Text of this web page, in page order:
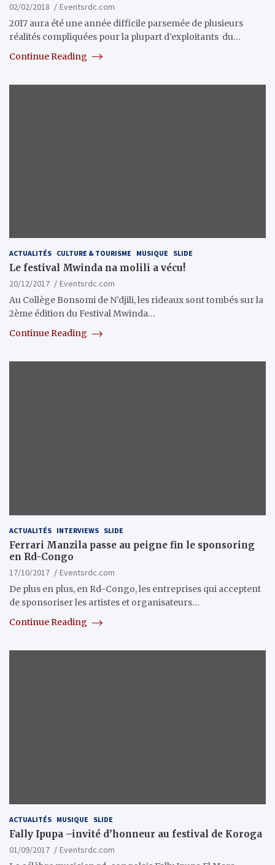
02/02/2018
Eventsrdc.com
2017 aura été une année difficile parsemée de plusieurs
réalités compliquées pour la plupart d’exploitants du…
Continue Reading
ACTUALITÉS CULTURE & TOURISME MUSIQUE SLIDE
Le festival Mwinda na molili a vécu!
20/12/2017
Eventsrdc.com
Au Collège Bonsomi de N’djili, les rideaux sont tombés sur la
2ème édition du Festival Mwinda…
Continue Reading
ACTUALITÉS INTERVIEWS SLIDE
Ferrari Manzila passe au peigne fin le sponsoring
en Rd-Congo
17/10/2017
Eventsrdc.com
De plus en plus, en Rd-Congo, les entreprises qui acceptent
de sponsoriser les artistes et organisateurs…
Continue Reading
ACTUALITÉS MUSIQUE SLIDE
Fally Ipupa –invité d’honneur au festival de Koroga
01/09/2017
Eventsrdc.com